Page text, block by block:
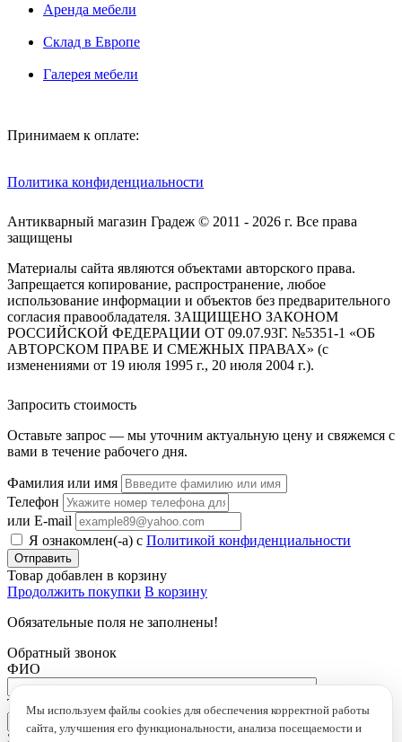
Аренда мебели
Склад в Европе
Галерея мебели
Принимаем к оплате:
Политика конфиденциальности
Антикварный магазин Градеж © 2011 - 2026 г. Все права
защищены
Материалы сайта являются объектами авторского права.
Запрещается копирование, распространение, любое
использование информации и объектов без предварительного
согласия правообладателя. ЗАЩИЩЕНО ЗАКОНОМ
РОССИЙСКОЙ ФЕДЕРАЦИИ ОТ 09.07.93Г. №5351-1 «ОБ
АВТОРСКОМ ПРАВЕ И СМЕЖНЫХ ПРАВАХ» (с
изменениями от 19 июля 1995 г., 20 июля 2004 г.).
Мы используем файлы cookies для обеспечения корректной работы
сайта, улучшения его функциональности, анализа посещаемости и
Запросить стоимость
Оставьте запрос — мы уточним актуальную цену и свяжемся с
вами в течение рабочего дня.
Фамилия или имя
Телефон
или E-mail
Я ознакомлен(-а) с Политикой конфиденциальности
Товар добавлен в корзину
Продолжить покупки В корзину
Обязательные поля не заполнены!
Обратный звонок
ФИО
Телефон
Это поле обязательно для заполнения